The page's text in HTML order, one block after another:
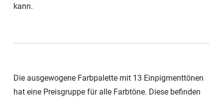
kann.
Die ausgewogene Farbpalette mit 13 Einpigmenttönen
hat eine Preisgruppe für alle Farbtöne. Diese befinden